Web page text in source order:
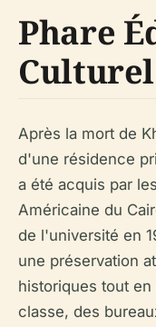
Phare
Culturel
Après la mort de
d'une résidence
a été acquis par
Américaine du
de l'université en
une préservation
historiques tout
classe, des